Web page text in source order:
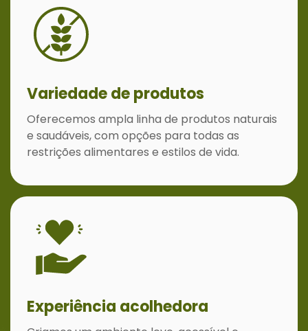
Variedade de produtos
Oferecemos ampla linha de produtos naturais
e saudáveis, com opções para todas as
restrições alimentares e estilos de vida.
Experiência acolhedora